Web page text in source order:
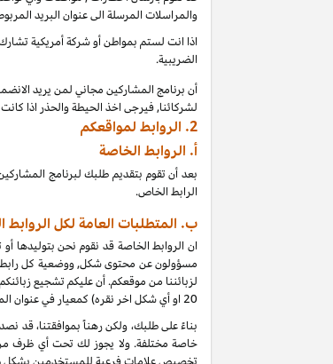
والمراسلات المرسلة الى عنوان البريد
اذا انت لستم بمواطن أو شركة أمريكية
الضريبية.
أن برنامج المشاركين مجاني لمن يريد
لشركائنا, فيرجى اخذ الحيطة والحذر اذا
2. الروابط لمواقعكم
أ. الروابط الخاصة
بعد أن تقوم بتقديم طلبك لبرنامج
الرابط الخاص.
ب. المتطلبات العامة لكل الروابط
ان الروابط الخاصة قد نقوم نحن بتوليدها
مسؤولون عن محتوى شكل, ووضعية كل رابط
لزبائننا من موقعكم. أن عليكم تشجيع
20او أي شكل اخر نقره) كمعيار في عنوان
خاصة مختلفة. ولا يجوز لك تحت أي ظرف من